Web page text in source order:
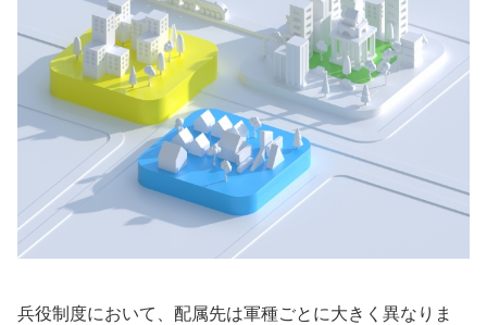
兵役制度において、配属先は軍種ごとに大きく異なりま